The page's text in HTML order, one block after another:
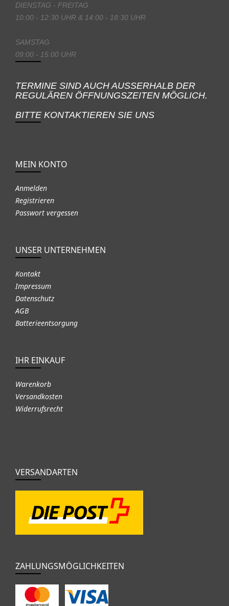
DIENSTAG - FREITAG
10:00 - 12:30 UHR & 14:00 - 18:30 UHR
SAMSTAG
09:00 - 15:00 UHR
TERMINE SIND AUCH AUSSERHALB DER
REGULÄREN ÖFFNUNGSZEITEN MÖGLICH.
BITTE KONTAKTIEREN SIE UNS
MEIN KONTO
Anmelden
Registrieren
Passwort vergessen
UNSER UNTERNEHMEN
Kontakt
Impressum
Datenschutz
AGB
Batterieentsorgung
IHR EINKAUF
Warenkorb
Versandkosten
Widerrufsrecht
VERSANDARTEN
ZAHLUNGSMÖGLICHKEITEN